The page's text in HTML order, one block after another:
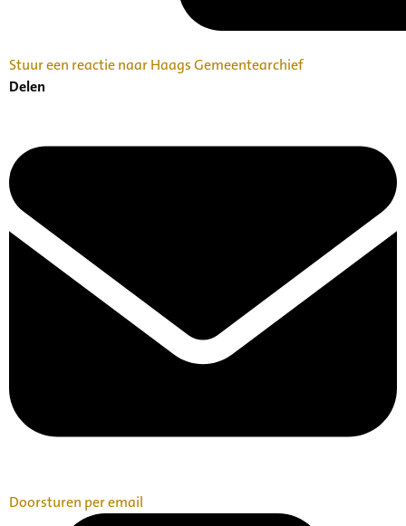
Stuur een reactie naar Haags Gemeentearchief
Delen
Doorsturen per email